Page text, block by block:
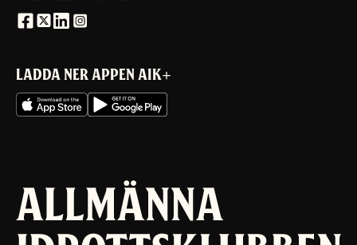
LADDA NER APPEN AIK+